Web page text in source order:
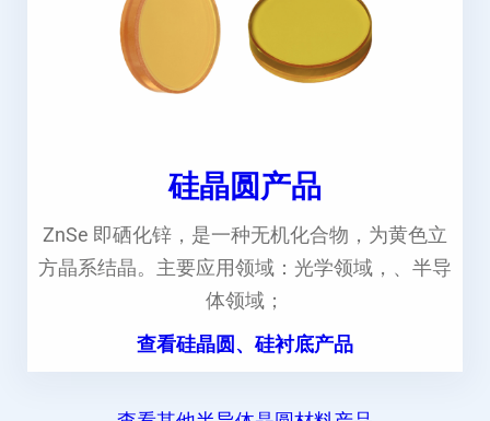
硅晶圆产品
ZnSe 即硒化锌，是一种无机化合物，为黄色立
方晶系结晶。主要应用领域：光学领域，、半导
体领域；
查看硅晶圆、硅衬底产品